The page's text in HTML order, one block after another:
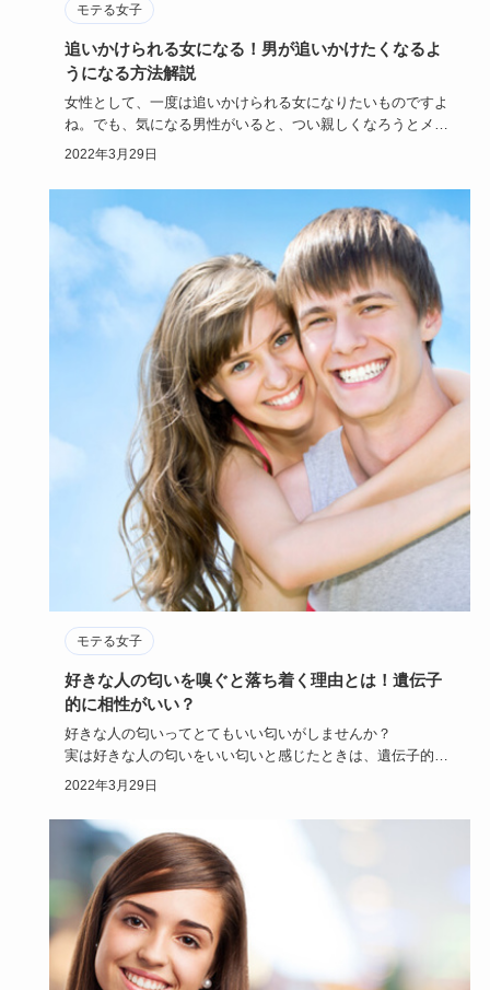
モテる女子
追いかけられる女になる！男が追いかけたくなるよ
うになる方法解説
女性として、一度は追いかけられる女になりたいものですよ
ね。でも、気になる男性がいると、つい親しくなろうとメー
ルを送り過ぎた…
2022年3月29日
モテる女子
好きな人の匂いを嗅ぐと落ち着く理由とは！遺伝子
的に相性がいい？
好きな人の匂いってとてもいい匂いがしませんか？
実は好きな人の匂いをいい匂いと感じたときは、遺伝子的に
相性がいいとも言わ…
2022年3月29日